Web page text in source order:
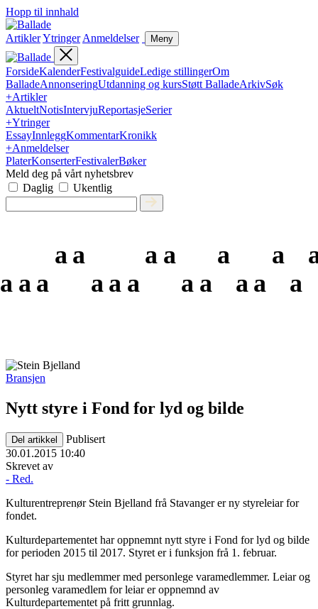
Hopp til innhald
ArtiklerYtringer Anmeldelser Meny
ForsideKalenderFestivalguideLedige stillingerOm
BalladeAnnonseringUtdanning og kursStøtt BalladeArkivSøk
+Artikler
AktueltNotisIntervjuReportasjeSerier
+Ytringer
EssayInnleggKommentarKronikk
+Anmeldelser
PlaterKonserterFestivalerBøker
Meld deg på vårt nyhetsbrev
Daglig
Ukentlig
a
a
a
a
a a
Bransjen
Nytt styre i Fond for lyd og bilde
Del artikkel
Publisert
30.01.2015 10:40
Skrevet av
- Red.
Kulturentreprenør Stein Bjelland frå Stavanger er ny styreleiar for
fondet.
Kulturdepartementet har oppnemnt nytt styre i Fond for lyd og bilde
for perioden 2015 til 2017. Styret er i funksjon frå 1. februar.
Styret har sju medlemmer med personlege varamedlemmer. Leiar og
personleg varamedlem for leiar er oppnemnd av
Kulturdepartementet på fritt grunnlag.